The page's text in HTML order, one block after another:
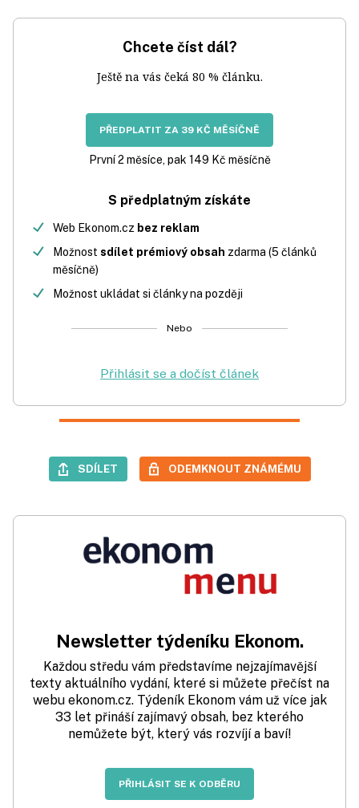
Chcete číst dál?
Ještě na vás čeká 80 % článku.
PŘEDPLATIT ZA 39 KČ MĚSÍČNĚ
První 2 měsíce, pak 149 Kč měsíčně
S předplatným získáte
Web Ekonom.cz bez reklam
Možnost sdílet prémiový obsah zdarma (5 článků
měsíčně)
Možnost ukládat si články na později
Nebo
Přihlásit se a dočíst článek
SDÍLET ODEMKNOUT ZNÁMÉMU
Newsletter týdeníku Ekonom.
Každou středu vám představíme nejzajímavější
texty aktuálního vydání, které si můžete přečíst na
webu ekonom.cz. Týdeník Ekonom vám už více jak
33 let přináší zajímavý obsah, bez kterého
nemůžete být, který vás rozvíjí a baví!
PŘIHLÁSIT SE K ODBĚRU